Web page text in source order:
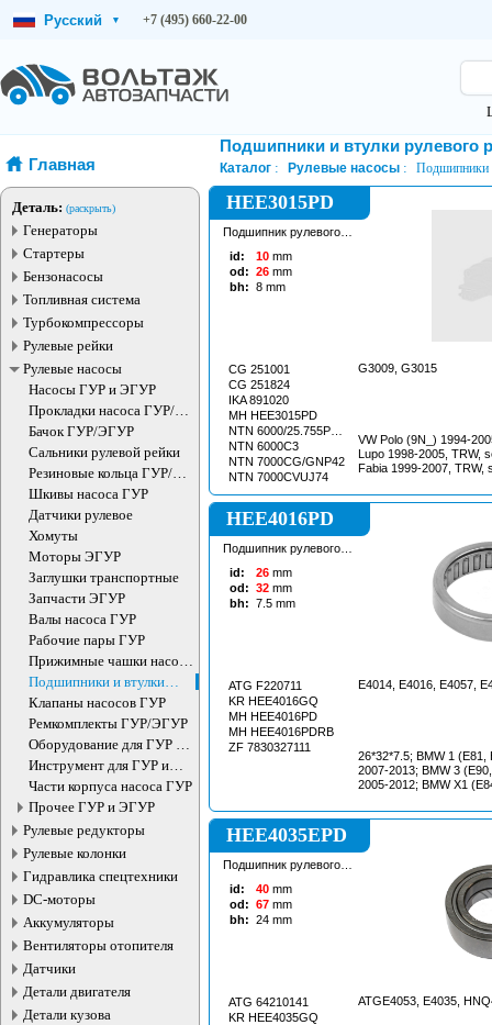
Русский ▾ +7 (495) 660-22-00
Главная
Деталь: (раскрыть)
Генераторы
Стартеры
Бензонасосы
Топливная система
Турбокомпрессоры
Рулевые рейки
Рулевые насосы
Насосы ГУР и ЭГУР
Прокладки насоса ГУР/
ЭГУР
Бачок ГУР/ЭГУР
Сальники рулевой рейки
Резиновые кольца ГУР/
ЭГУР
Шкивы насоса ГУР
Датчики рулевое
Хомуты
Моторы ЭГУР
Заглушки транспортные
Запчасти ЭГУР
Валы насоса ГУР
Рабочие пары ГУР
Прижимные чашки насоса
ГУР
Подшипники и втулки
рулевого редуктора
Клапаны насосов ГУР
Ремкомплекты ГУР/ЭГУР
Оборудование для ГУР и
ЭУР
Инструмент для ГУР и
ЭУР
Части корпуса насоса ГУР
Прочее ГУР и ЭГУР
Рулевые редукторы
Рулевые колонки
Гидравлика спецтехники
DC-моторы
Аккумуляторы
Вентиляторы отопителя
Датчики
Детали двигателя
Детали кузова
Подшипники и втулки рулевого
Каталог Рулевые насосы Подшипники
HEE3015PD
Подшипник рулевого
id:
10 mm
od: 26 mm
bh: 8 mm
CG 251001
CG 251824
IKA 891020
MH HEE3015PD
NTN 6000C3
NTN 7000CG/GNP42
NTN 7000CVUJ74
G3009, G3015
VW Polo (9N_) 1994-
Lupo 1998-2005, TRW,
Fabia 1999-2007, TRW,
HEE4016PD
Подшипник рулевого
id:
26 mm
od: 32 mm
bh: 7.5 mm
ATG F220711
KR HEE4016GQ
MH HEE4016PD
MH HEE4016PDRB
ZF 7830327111
E4014, E4016, E4057,
26*32*7.5; BMW 1 (E81,
2007-2013; BMW 3
2005-2012; BMW X1
HEE4035EPD
Подшипник рулевого
id:
40 mm
od: 67 mm
bh: 24 mm
ATG 64210141
KR HEE4035GQ
ATGE4053, E4035,